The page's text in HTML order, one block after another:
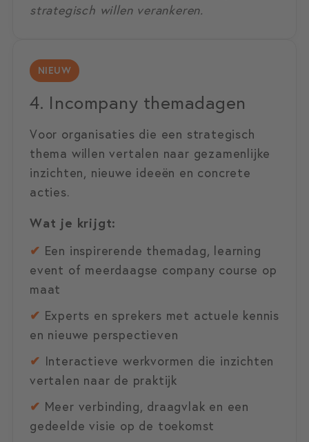
strategisch willen verankeren.
NIEUW
4. Incompany themadagen
Voor organisaties die een strategisch
thema willen vertalen naar gezamenlijke
inzichten, nieuwe ideeën en concrete
acties.
Wat je krijgt:
✔ Een inspirerende themadag, learning
event of meerdaagse company course op
maat
✔ Experts en sprekers met actuele kennis
en nieuwe perspectieven
✔ Interactieve werkvormen die inzichten
vertalen naar de praktijk
✔ Meer verbinding, draagvlak en een
gedeelde visie op de toekomst